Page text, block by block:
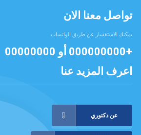
تواصل معنا الان
يمكنك الاستفسار عن طريق الواتساب
+000000000 أو 00000000
اعرف المزيد عنا
عن دكتوري